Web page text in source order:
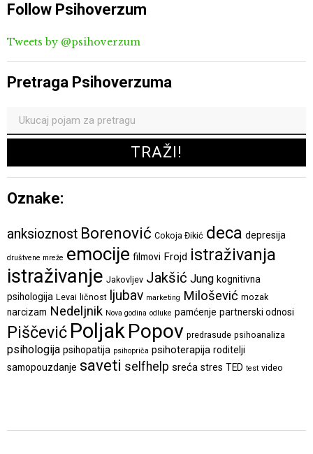
Follow Psihoverzum
Tweets by @psihoverzum
Pretraga Psihoverzuma
Oznake:
anksioznost Borenović Cokoja Đikić deca depresija
društvene mreže emocije filmovi Frojd istraživanja
istraživanje Jakovljev Jakšić Jung kognitivna
psihologija Levai ličnost ljubav marketing Milošević mozak
narcizam Nedeljnik Nova godina odluke pamćenje partnerski odnosi
Piščević PoljakPopov predrasude psihoanaliza
psihologija psihopatija psihopriča psihoterapija roditelji
samopouzdanje saveti selfhelp sreća stres TED test video